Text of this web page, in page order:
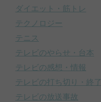
ダイエット・筋トレ
テクノロジー
テニス
テレビのやらせ・台本
テレビの感想・情報
テレビの打ち切り・終了
テレビの放送事故